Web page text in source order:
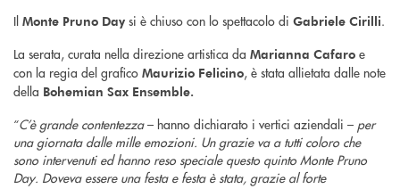
Il Monte Pruno Day si è chiuso con lo spettacolo di Gabriele Cirilli.
La serata, curata nella direzione artistica da Marianna Cafaro e
con la regia del grafico Maurizio Felicino, è stata allietata dalle note
della Bohemian Sax Ensemble.
“C’è grande contentezza– hanno dichiarato i vertici aziendali – per
una giornata dalle mille emozioni. Un grazie va a tutti coloro che
sono intervenuti ed hanno reso speciale questo quinto Monte Pruno
Day. Doveva essere una festa e festa è stata, grazie al forte